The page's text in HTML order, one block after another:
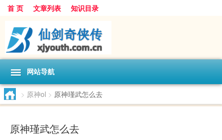
首 页 文章列表 知识目录
网站导航
> 原神ol > 原神瑾武怎么去
原神瑾武怎么去